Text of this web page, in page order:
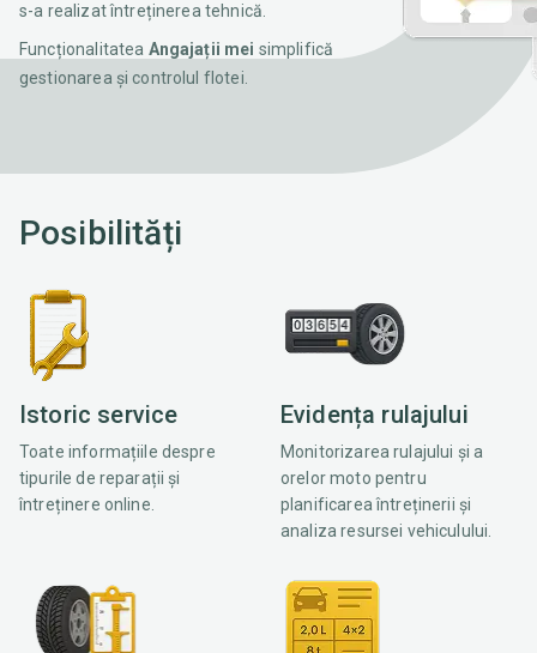
s-a realizat întreținerea tehnică.
Funcționalitatea Angajații mei simplifică
gestionarea și controlul flotei.
Posibilități
Istoric service
Toate informațiile despre
tipurile de reparații și
întreținere online.
Evidența rulajului
Monitorizarea rulajului și a
orelor moto pentru
planificarea întreținerii și
analiza resursei vehiculului.